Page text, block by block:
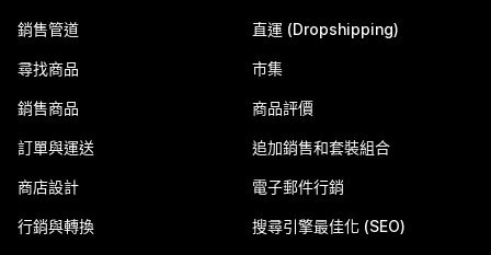
銷售管道
尋找商品
銷售商品
訂單與運送
商店設計
行銷與轉換
直運 (Dropshipping)
市集
商品評價
追加銷售和套裝組合
電子郵件行銷
搜尋引擎最佳化 (SEO)